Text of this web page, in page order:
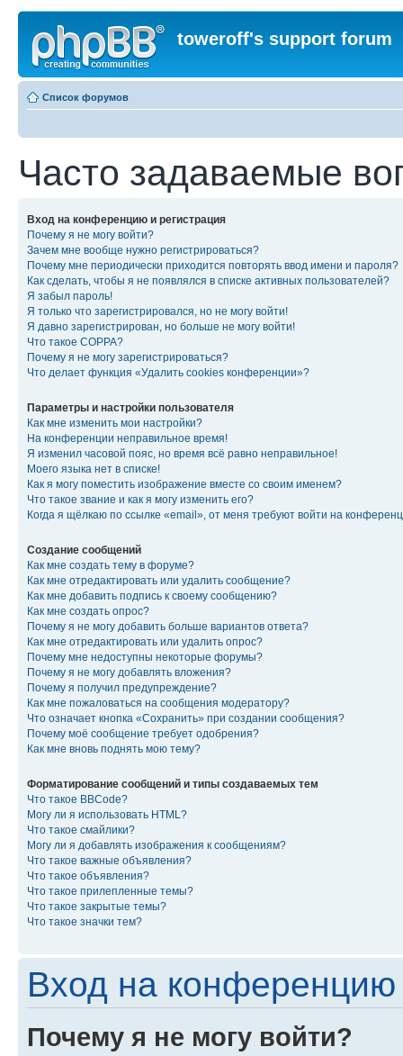
toweroff's support forum
Список форумов
Часто задаваемые
Вход на конференцию и регистрация
Почему я не могу войти?
Зачем мне вообще нужно регистрироваться?
Почему мне периодически приходится повторять ввод имени и пароля?
Как сделать, чтобы я не появлялся в списке активных пользователей?
Я забыл пароль!
Я только что зарегистрировался, но не могу войти!
Я давно зарегистрирован, но больше не могу войти!
Что такое COPPA?
Почему я не могу зарегистрироваться?
Что делает функция «Удалить cookies конференции»?
Параметры и настройки пользователя
Как мне изменить мои настройки?
На конференции неправильное время!
Я изменил часовой пояс, но время всё равно неправильное!
Моего языка нет в списке!
Как я могу поместить изображение вместе со своим именем?
Что такое звание и как я могу изменить его?
Когда я щёлкаю по ссылке «email», от меня требуют войти на
Создание сообщений
Как мне создать тему в форуме?
Как мне отредактировать или удалить сообщение?
Как мне добавить подпись к своему сообщению?
Как мне создать опрос?
Почему я не могу добавить больше вариантов ответа?
Как мне отредактировать или удалить опрос?
Почему мне недоступны некоторые форумы?
Почему я не могу добавлять вложения?
Почему я получил предупреждение?
Как мне пожаловаться на сообщения модератору?
Что означает кнопка «Сохранить» при создании сообщения?
Почему моё сообщение требует одобрения?
Как мне вновь поднять мою тему?
Форматирование сообщений и типы создаваемых тем
Что такое BBCode?
Могу ли я использовать HTML?
Что такое смайлики?
Могу ли я добавлять изображения к сообщениям?
Что такое важные объявления?
Что такое объявления?
Что такое прилепленные темы?
Что такое закрытые темы?
Что такое значки тем?
Вход на конференцию
Почему я не могу войти?